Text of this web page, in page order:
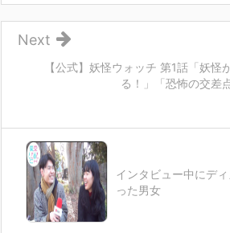
【公式】妖怪ウォッチ 第1話「妖怪
る！」「恐怖の交差点
Next
インタビュー中にデ
った男女